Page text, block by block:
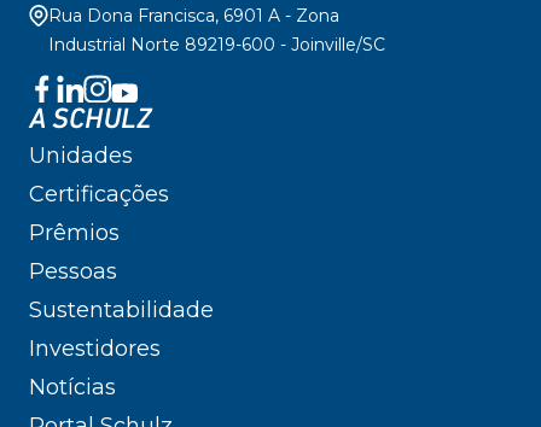
Rua Dona Francisca, 6901 A - Zona
Industrial Norte 89219-600 - Joinville/SC
A SCHULZ
Unidades
Certificações
Prêmios
Pessoas
Sustentabilidade
Investidores
Notícias